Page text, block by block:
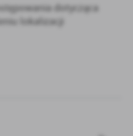
dotycząca
lokalizacji